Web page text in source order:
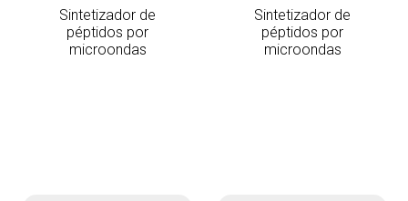
Sintetizador de
péptidos por
microondas
Sintetizador de
péptidos por
microondas